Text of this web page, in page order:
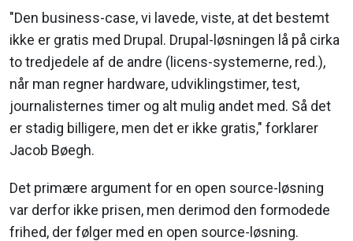
"Den business-case, vi lavede, viste, at det bestemt
ikke er gratis med Drupal. Drupal-løsningen lå på cirka
to tredjedele af de andre (licens-systemerne, red.),
når man regner hardware, udviklingstimer, test,
journalisternes timer og alt mulig andet med. Så det
er stadig billigere, men det er ikke gratis," forklarer
Jacob Bøegh.
Det primære argument for en open source-løsning
var derfor ikke prisen, men derimod den formodede
frihed, der følger med en open source-løsning.